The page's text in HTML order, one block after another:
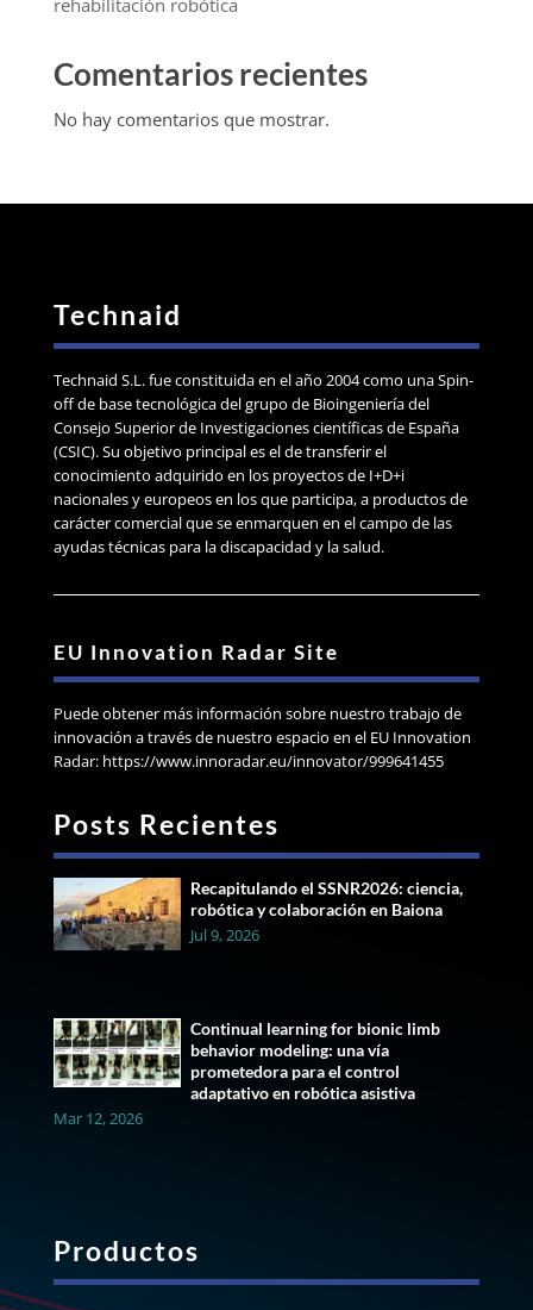
rehabilitación robótica
Comentarios recientes
No hay comentarios que mostrar.
Technaid
Technaid S.L. fue constituida en el año 2004 como una Spin-
off de base tecnológica del grupo de Bioingeniería del
Consejo Superior de Investigaciones científicas de España
(CSIC). Su objetivo principal es el de transferir el
conocimiento adquirido en los proyectos de I+D+i
nacionales y europeos en los que participa, a productos de
carácter comercial que se enmarquen en el campo de las
ayudas técnicas para la discapacidad y la salud.
EU Innovation Radar Site
Puede obtener más información sobre nuestro trabajo de
innovación a través de nuestro espacio en el EU Innovation
Radar: https://www.innoradar.eu/innovator/999641455
Posts Recientes
Recapitulando el SSNR2026: ciencia,
robótica y colaboración en Baiona
Jul 9, 2026
Continual learning for bionic limb
behavior modeling: una vía
prometedora para el control
adaptativo en robótica asistiva
Mar 12, 2026
Productos